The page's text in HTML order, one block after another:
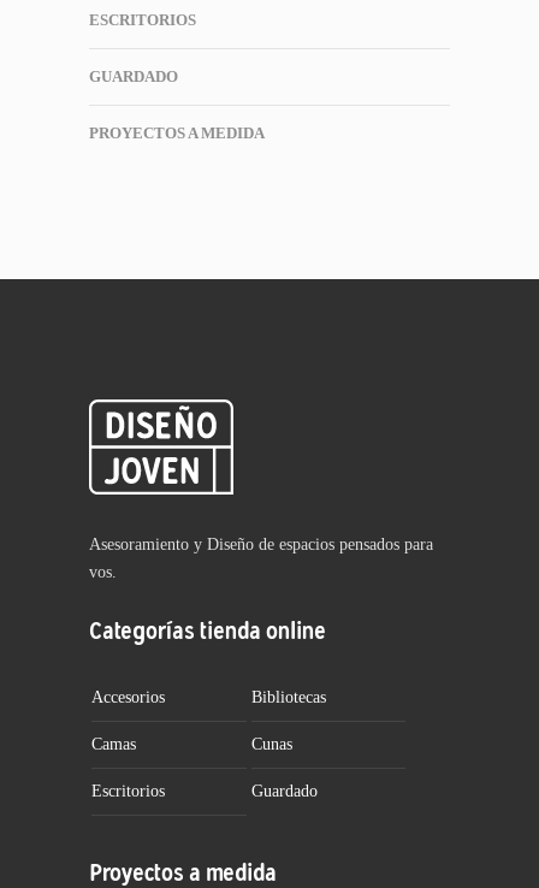
ESCRITORIOS
GUARDADO
PROYECTOS A MEDIDA
Asesoramiento y Diseño de espacios pensados para
vos.
Categorías tienda online
Accesorios Bibliotecas
Camas Cunas
Escritorios Guardado
Proyectos a medida